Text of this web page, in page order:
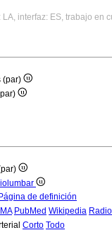
interfaz: ES, trabajo en
(par)
Página de definición
PubMed Wikipedia
Corto Todo